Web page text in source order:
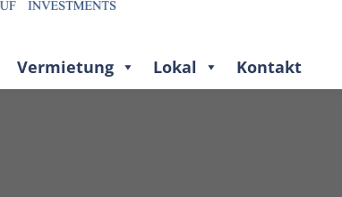
Vermietung Lokal Kontakt